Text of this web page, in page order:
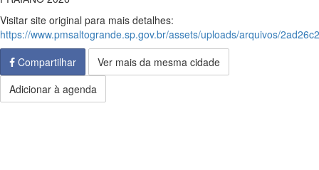
Visitar site original para mais detalhes:
https://www.pmsaltogrande.sp.gov.br/assets/uploads/arquivos/
Compartilhar
Ver mais da mesma cidade
Adicionar à agenda